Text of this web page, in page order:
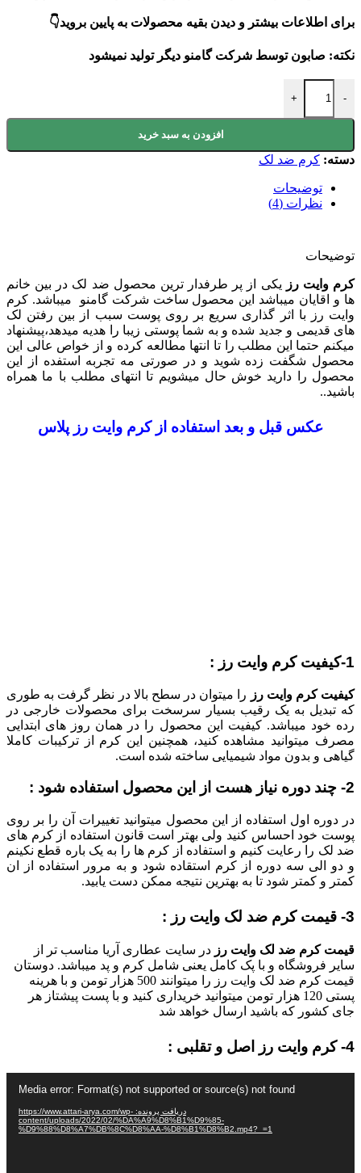
برای اطلاعات بیشتر و دیدن بقیه محصولات به پایین بروید👇
نکته: صابون توسط شرکت گامنو دیگر تولید نمیشود
-
+
افزودن به سبد خرید
دسته: کرم ضد لک
توضیحات
نظرات (4)
توضیحات
کرم وایت رز یکی از پر طرفدار ترین محصول ضد لک در بین خانم
ها و اقایان میباشد این محصول ساخت شرکت گامنو میباشد. کرم
وایت رز با اثر گذاری سریع بر روی پوست سبب از بین رفتن لک
های قدیمی و جدید شده و به شما پوستی زیبا را هدیه میدهد،پیشنهاد
میکنم حتما این مطلب را تا انتها مطالعه کرده و از خواص عالی این
محصول شگفت زده شوید و در صورتی مه تجربه استفده از این
محصول را دارید خوش حال میشویم تا انتهای مطلب با ما همراه
باشید..
عکس قبل و بعد استفاده از کرم وایت رز پلاس
1-کیفیت کرم وایت رز :
کیفیت کرم وایت رز را میتوان در سطح بالا در نظر گرفت به طوری
که تبدیل به یک رقیب بسیار سرسخت برای محصولات خارجی در
رده خود میباشد. کیفیت این محصول را در همان روز های ابتدایی
مصرف میتوانید مشاهده کنید، همچنین این کرم از ترکیبات کاملا
گیاهی و بدون مواد شیمیایی ساخته شده است.
2- چند دوره نیاز هست از این محصول استفاده شود :
در دوره اول استفاده از این محصول میتوانید تغییرات آن را بر روی
پوست خود احساس کنید ولی بهتر است قانون استفاده از کرم های
ضد لک را رعایت کنیم و استفاده از کرم ها را به یک باره قطع نکینم
و دو الی سه دوره از کرم استقاده شود و به مرور استفاده از ان
کمتر و کمتر شود تا به بهترین نتیجه ممکن دست یابید.
3- قیمت کرم ضد لک وایت رز :
قیمت کرم ضد لک وایت رز در سایت عطاری آریا مناسب تر از
سایر فروشگاه و با پک کامل یعنی شامل کرم و پد میباشد. دوستان
قیمت کرم ضد لک وایت رز را میتوانند 500 هزار تومن و با هرینه
پستی 120 هزار تومن میتوانید خریداری کنید و با پست پیشتاز هر
جای کشور که باشید ارسال خواهد شد
4- کرم وایت رز اصل و تقلبی :
Media error: Format(s) not supported or source(s) not found
دریافت پرونده: https://www.attari-arya.com/wp-
content/uploads/2022/02/%DA%A9%D8%B1%D9%85-
%D9%88%D8%A7%DB%8C%D8%AA-%D8%B1%D8%B2.mp4?_=1